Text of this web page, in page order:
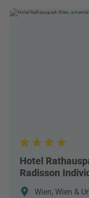
Hotel
Radisson
Wien, Wien &